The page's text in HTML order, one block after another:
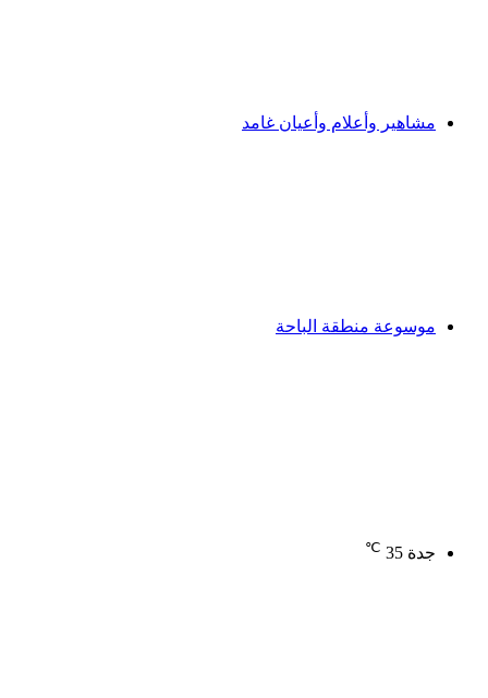
مشاهير وأعلام وأعيان غامد
موسوعة منطقة الباحة
جدة 35
℃